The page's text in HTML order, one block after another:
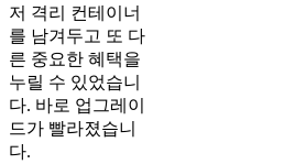
저 격리 컨테이너
를 남겨두고 또 다
른 중요한 혜택을
누릴 수 있었습니
다. 바로 업그레이
드가 빨라졌습니
다.